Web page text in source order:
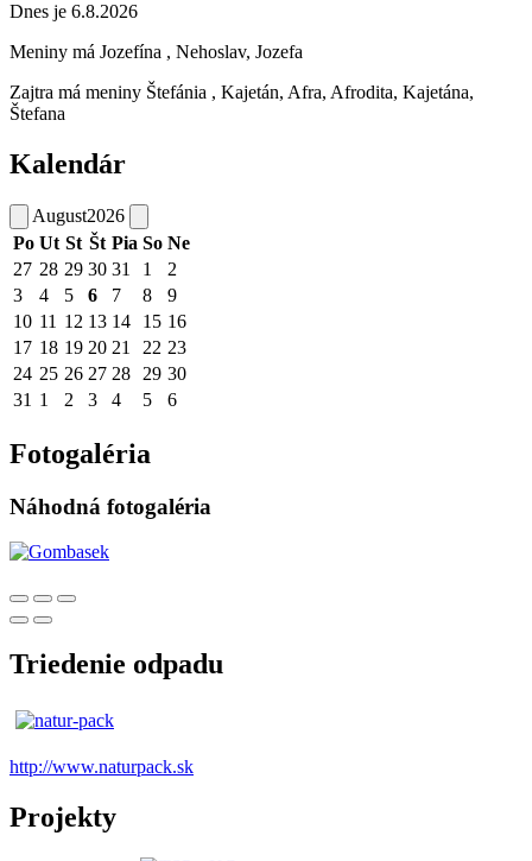
Dnes je 6.8.2026
Meniny má Jozefína , Nehoslav, Jozefa
Zajtra má meniny Štefánia , Kajetán, Afra, Afrodita, Kajetána,
Štefana
Kalendár
August2026
Po Ut St Št Pia So Ne
27 28 29 30 31 1
2
3
4 5 6 7 8
9
10 11 12 13 14 15 16
17 18 19 20 21 22 23
24 25 26 27 28 29 30
31 1 2 3 4 5 6
Fotogaléria
Náhodná fotogaléria
Triedenie odpadu
http://www.naturpack.sk
Projekty